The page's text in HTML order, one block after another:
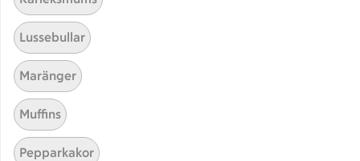
Lussebullar
Maränger
Muffins
Pepparkakor